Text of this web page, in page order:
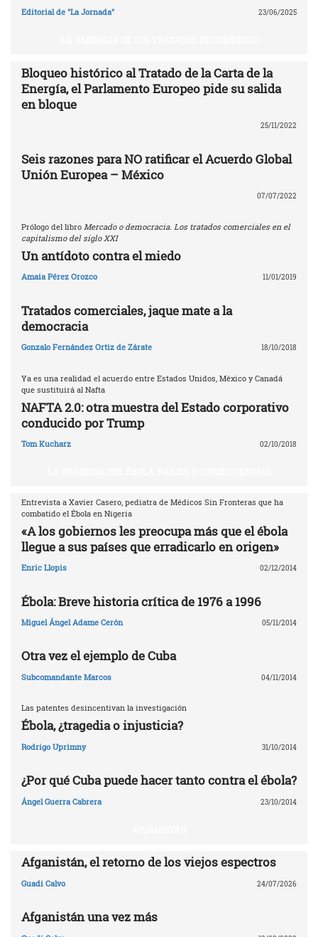
Editorial de "La Jornada" 23/06/2025
Bloqueo histórico al Tratado de la Carta de la
Energía, el Parlamento Europeo pide su salida
en bloque
25/11/2022
Seis razones para NO ratificar el Acuerdo Global
Unión Europea – México
07/07/2022
Prólogo del libro Mercado o democracia. Los tratados comerciales en el
capitalismo del siglo XXI
Un antídoto contra el miedo
Amaia Pérez Orozco 11/01/2019
Tratados comerciales, jaque mate a la
democracia
Gonzalo Fernández Ortiz de Zárate 18/10/2018
Ya es una realidad el acuerdo entre Estados Unidos, México y Canadá
que sustituirá al Nafta
NAFTA 2.0: otra muestra del Estado corporativo
conducido por Trump
Tom Kucharz 02/10/2018
Entrevista a Xavier Casero, pediatra de Médicos Sin Fronteras que ha
combatido el Ébola en Nigeria
«A los gobiernos les preocupa más que el ébola
llegue a sus países que erradicarlo en origen»
Enric Llopis 02/12/2014
Ébola: Breve historia crítica de 1976 a 1996
Miguel Ángel Adame Cerón 05/11/2014
Otra vez el ejemplo de Cuba
Subcomandante Marcos 04/11/2014
Las patentes desincentivan la investigación
Ébola, ¿tragedia o injusticia?
Rodrigo Uprimny 31/10/2014
¿Por qué Cuba puede hacer tanto contra el ébola?
Ángel Guerra Cabrera 23/10/2014
Afganistán, el retorno de los viejos espectros
Guadi Calvo 24/07/2026
Afganistán una vez más